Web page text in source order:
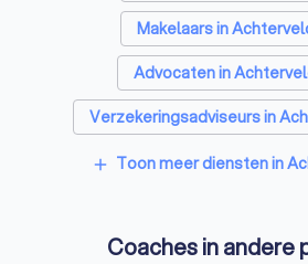
Makelaars in
Advocaten in
Verzekeringsadviseurs in
Financieel adviseurs in
Relatietherapeuten in
add Toon meer diensten in
Coaches in andere